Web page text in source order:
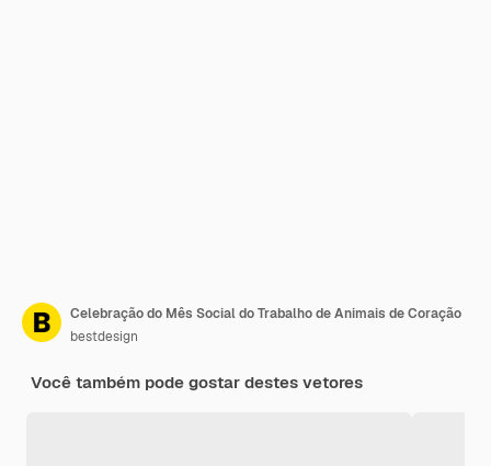
Celebração do Mês Social do Trabalho de Animais de Coração
bestdesign
Você também pode gostar destes vetores